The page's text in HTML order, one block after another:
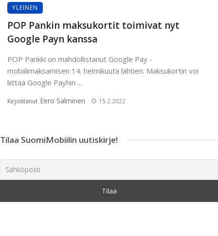
YLEINEN
POP Pankin maksukortit toimivat nyt
Google Payn kanssa
POP Pankki on mahdollistanut Google Pay -
mobiilimaksamisen 14. helmikuuta lähtien. Maksukortin voi
liittää Google Payhin ...
Kirjoittanut Eero Salminen 15.2.2022
Tilaa SuomiMobiilin uutiskirje!